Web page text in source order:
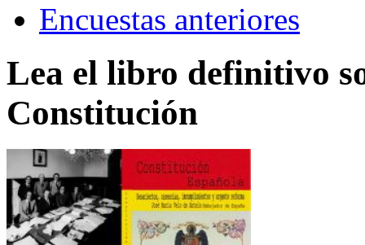
Encuestas anteriores
Lea el libro definitivo
Constitución